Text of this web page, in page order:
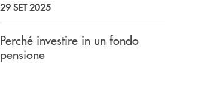
29 SET 2025
Perché investire in un fondo
pensione